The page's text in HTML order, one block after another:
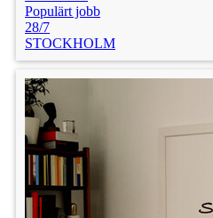
Populärt jobb
28/7
STOCKHOLM